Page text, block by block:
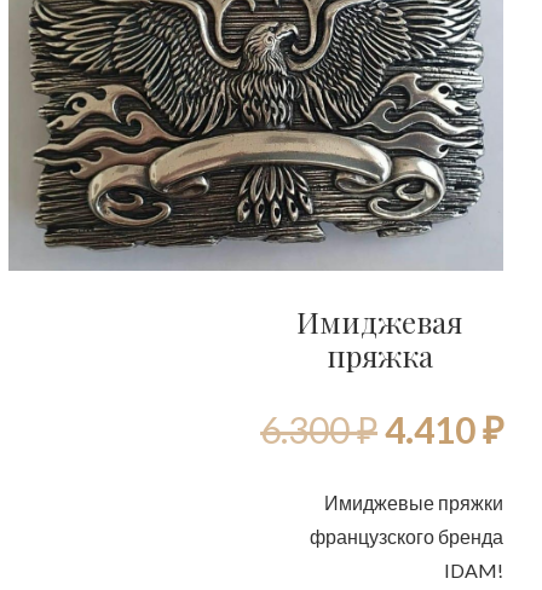
Имиджевая
пряжка
6.300₽
цена
4.410₽
Имиджевые пряжки
французского бренда
IDAM!